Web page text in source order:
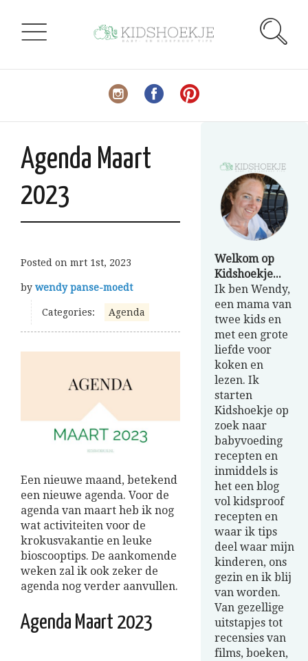
Agenda Maart
2023
Posted on mrt 1st, 2023
by wendy panse-moedt
Categories: Agenda
Een nieuwe maand, betekend
een nieuwe agenda. Voor de
agenda van maart heb ik nog
wat activiteiten voor de
krokusvakantie en leuke
bioscooptips. De aankomende
weken zal ik ook zeker de
agenda nog verder aanvullen.
Agenda Maart 2023
Welkom op
Kidshoekje...
Ik ben Wendy,
een mama van
twee kids en
met een grote
liefde voor
koken en
lezen. Ik
starten
Kidshoekje op
zoek naar
babyvoeding
recepten en
inmiddels is
het een blog
vol kidsproof
recepten en
waar ik tips
deel waar mijn
kinderen, ons
gezin en ik blij
van worden.
Van gezellige
uitstapjes tot
recensies van
films, boeken,